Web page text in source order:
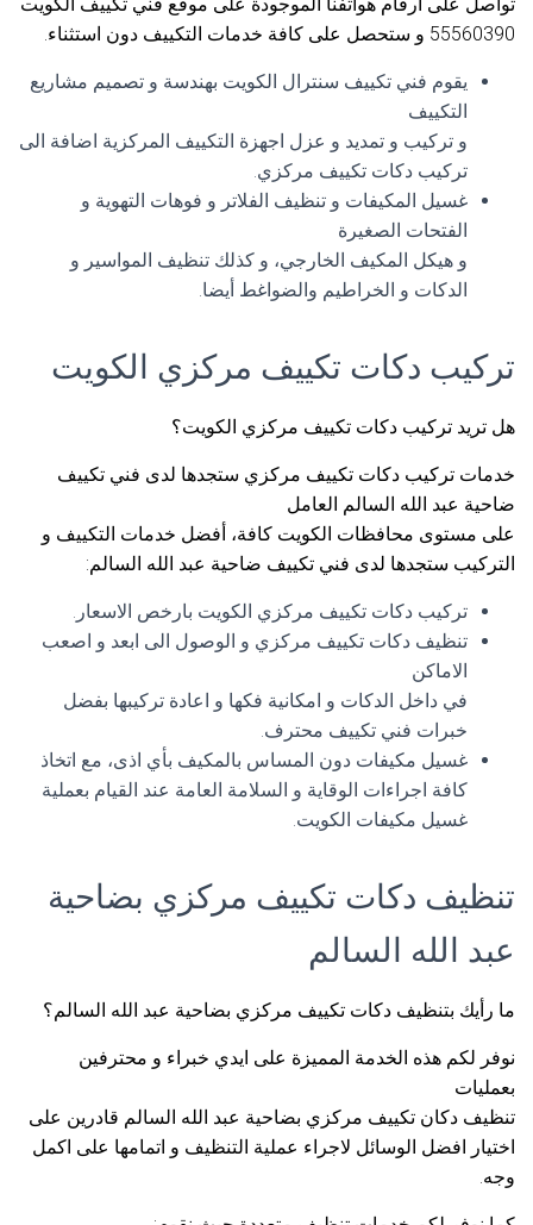
55560390 و ستحصل على كافة خدمات التكييف دون استثناء.
يقوم فني تكييف سنترال الكويت بهندسة و تصميم مشاريع
التكييف
و تركيب و تمديد و عزل اجهزة التكييف المركزية اضافة الى
تركيب دكات تكييف مركزي.
غسيل المكيفات و تنظيف الفلاتر و فوهات التهوية و
الفتحات الصغيرة
و هيكل المكيف الخارجي، و كذلك تنظيف المواسير و
الدكات و الخراطيم والضواغط أيضا.
تركيب دكات تكييف مركزي الكويت
هل تريد تركيب دكات تكييف مركزي الكويت؟
خدمات تركيب دكات تكييف مركزي ستجدها لدى فني تكييف
ضاحية عبد الله السالم العامل
على مستوى محافظات الكويت كافة، أفضل خدمات التكييف و
التركيب ستجدها لدى فني تكييف ضاحية عبد الله السالم:
تركيب دكات تكييف مركزي الكويت بارخص الاسعار.
تنظيف دكات تكييف مركزي و الوصول الى ابعد و اصعب
الاماكن
في داخل الدكات و امكانية فكها و اعادة تركيبها بفضل
خبرات فني تكييف محترف.
غسيل مكيفات دون المساس بالمكيف بأي اذى، مع اتخاذ
كافة اجراءات الوقاية و السلامة العامة عند القيام بعملية
غسيل مكيفات الكويت.
تنظيف دكات تكييف مركزي بضاحية
عبد الله السالم
ما رأيك بتنظيف دكات تكييف مركزي بضاحية عبد الله السالم؟
نوفر لكم هذه الخدمة المميزة على ايدي خبراء و محترفين
بعمليات
تنظيف دكان تكييف مركزي بضاحية عبد الله السالم قادرين على
اختيار افضل الوسائل لاجراء عملية التنظيف و اتمامها على اكمل
وجه.